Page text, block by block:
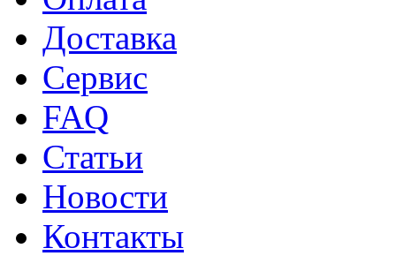
Доставка
Сервис
FAQ
Статьи
Новости
Контакты